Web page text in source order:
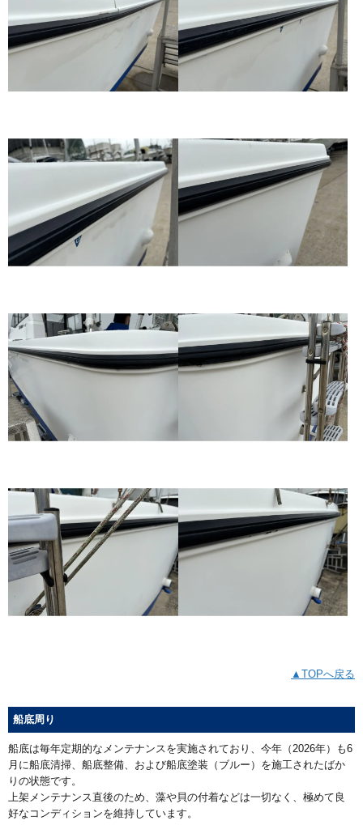
▲TOPへ戻る
船底周り
船底は毎年定期的なメンテナンスを実施されており、今年（2026年）も6
月に船底清掃、船底整備、および船底塗装（ブルー）を施工されたばか
りの状態です。
上架メンテナンス直後のため、藻や貝の付着などは一切なく、極めて良
好なコンディションを維持しています。